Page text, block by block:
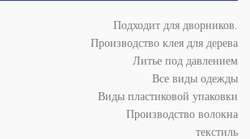
Подходит для дворников.
Производство клея для дерева
Литье под давлением
Все виды одежды
Виды пластиковой упаковки
Производство волокна
текстиль